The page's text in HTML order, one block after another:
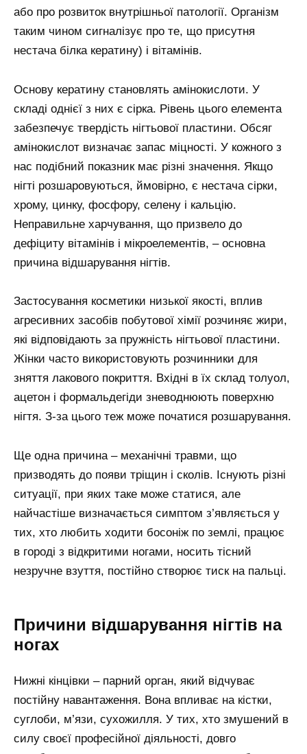
або про розвиток внутрішньої патології. Організм
таким чином сигналізує про те, що присутня
нестача білка кератину) і вітамінів.
Основу кератину становлять амінокислоти. У
складі однієї з них є сірка. Рівень цього елемента
забезпечує твердість нігтьової пластини. Обсяг
амінокислот визначає запас міцності. У кожного з
нас подібний показник має різні значення. Якщо
нігті розшаровуються, ймовірно, є нестача сірки,
хрому, цинку, фосфору, селену і кальцію.
Неправильне харчування, що призвело до
дефіциту вітамінів і мікроелементів, – основна
причина відшарування нігтів.
Застосування косметики низької якості, вплив
агресивних засобів побутової хімії розчиняє жири,
які відповідають за пружність нігтьової пластини.
Жінки часто використовують розчинники для
зняття лакового покриття. Вхідні в їх склад толуол,
ацетон і формальдегіди зневоднюють поверхню
нігтя. З-за цього теж може початися розшарування.
Ще одна причина – механічні травми, що
призводять до появи тріщин і сколів. Існують різні
ситуації, при яких таке може статися, але
найчастіше визначається симптом з’являється у
тих, хто любить ходити босоніж по землі, працює
в городі з відкритими ногами, носить тісний
незручне взуття, постійно створює тиск на пальці.
Причини відшарування нігтів на
ногах
Нижні кінцівки – парний орган, який відчуває
постійну навантаження. Вона впливає на кістки,
суглоби, м’язи, сухожилля. У тих, хто змушений в
силу своєї професійної діяльності, довго